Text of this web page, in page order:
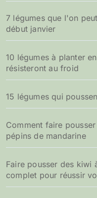
7 légumes que l'on
début janvier
10 légumes à planter
résisteront au froid
15 légumes qui
Comment faire
pépins de mandarine
Faire pousser des kiwi
complet pour réussir